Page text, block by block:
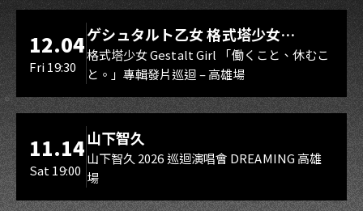
LIVE WAREHOUSE 小庫
12.04
Fri 19:30
ゲシュタルト乙女 格式塔少女
Gestalt Girl
格式塔少女 Gestalt Girl 「働くこと、休むこ
と。」專輯發片巡迴 – 高雄場
11.14
Sat 19:00
山下智久
山下智久 2026 巡迴演唱會 DREAMING 高雄
場